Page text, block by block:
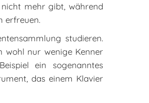
nicht mehr gibt, während
erfreuen.
studieren.
wohl nur wenige Kenner
ein sogenanntes
das einem Klavier